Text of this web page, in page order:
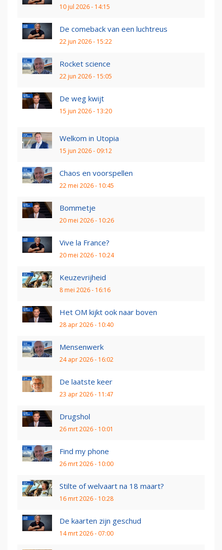
10 jul 2026 - 14:15
De comeback van een luchtreus
22 jun 2026 - 15:22
Rocket science
22 jun 2026 - 15:05
De weg kwijt
15 jun 2026 - 13:20
Welkom in Utopia
15 jun 2026 - 09:12
Chaos en voorspellen
22 mei 2026 - 10:45
Bommetje
20 mei 2026 - 10:26
Vive la France?
20 mei 2026 - 10:24
Keuzevrijheid
8 mei 2026 - 16:16
Het OM kijkt ook naar boven
28 apr 2026 - 10:40
Mensenwerk
24 apr 2026 - 16:02
De laatste keer
23 apr 2026 - 11:47
Drugshol
26 mrt 2026 - 10:01
Find my phone
26 mrt 2026 - 10:00
Stilte of welvaart na 18 maart?
16 mrt 2026 - 10:28
De kaarten zijn geschud
14 mrt 2026 - 07:00